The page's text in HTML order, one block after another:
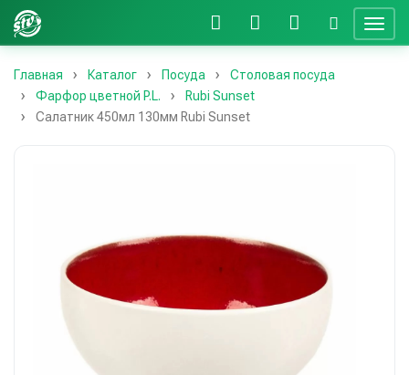
Главная Каталог Посуда
Столовая посуда
Фарфор цветной P.L.
Rubi Sunset
Салатник 450мл 130мм Rubi Sunset